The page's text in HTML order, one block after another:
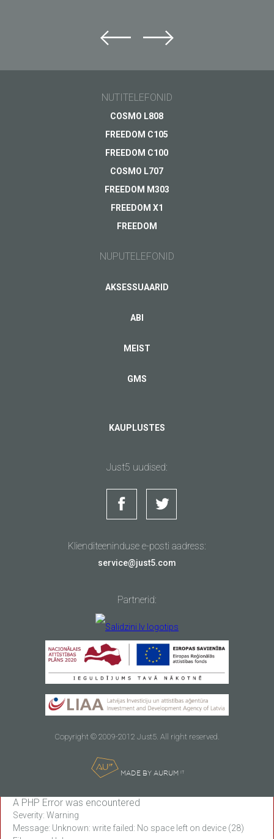
NUTITELEFONID
COSMO L808
FREEDOM C105
FREEDOM C100
COSMO L707
FREEDOM M303
FREEDOM X1
FREEDOM
NUPUTELEFONID
AKSESSUAARID
ABI
MEIST
GMS
KAUPLUSTES
Just5 uudised:
Klienditeeninduse e-posti aadress:
service@just5.com
Partnerid:
Copyright © 2009-2012 Just5. All right reserved.
MADE BY AURUM IT
A PHP Error was encountered
Severity: Warning
Message: Unknown: write failed: No space left on device (28)